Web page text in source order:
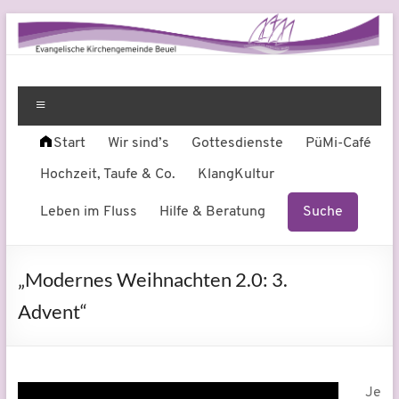
Zum
Inhalt
springen
Evangelische
Kirchengemeinde
Beuel
am
Start Wir sind’s Gottesdienste PüMi-Café
Hochzeit, Taufe & Co. KlangKultur
Leben im Fluss Hilfe & Beratung Suche
„Modernes Weihnachten 2.0: 3.
Advent“
Je